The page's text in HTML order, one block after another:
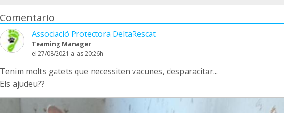
Comentario
Associació Protectora DeltaRescat
Teaming Manager
el 27/08/2021 a las 20:26h
Tenim molts gatets que necessiten vacunes, desparacitar...
Els ajudeu??